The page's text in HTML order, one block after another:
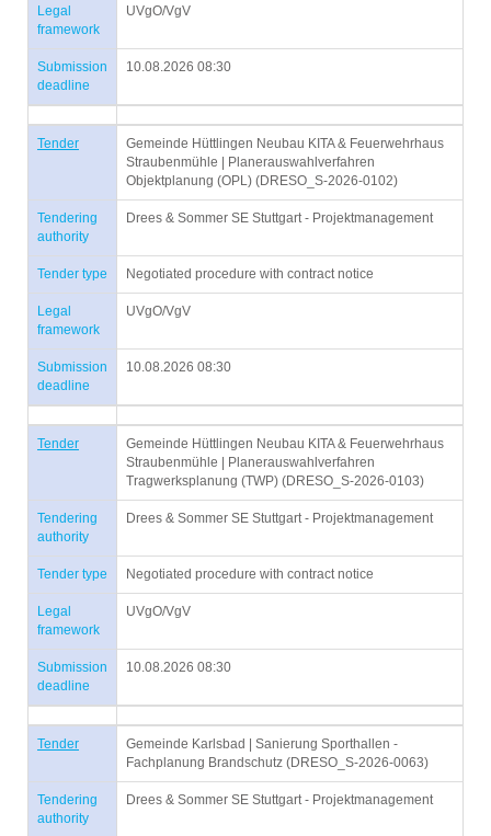
Legal
framework
UVgO/VgV
Submission
deadline
10.08.2026 08:30
Tender
Gemeinde Hüttlingen Neubau KITA & Feuerwehrhaus
Straubenmühle | Planerauswahlverfahren
Objektplanung (OPL) (DRESO_S-2026-0102)
Tendering
authority
Drees & Sommer SE Stuttgart - Projektmanagement
Tender type Negotiated procedure with contract notice
Legal
framework
UVgO/VgV
Submission
deadline
10.08.2026 08:30
Tender
Gemeinde Hüttlingen Neubau KITA & Feuerwehrhaus
Straubenmühle | Planerauswahlverfahren
Tragwerksplanung (TWP) (DRESO_S-2026-0103)
Tendering
authority
Drees & Sommer SE Stuttgart - Projektmanagement
Tender type Negotiated procedure with contract notice
Legal
framework
UVgO/VgV
Submission
deadline
10.08.2026 08:30
Tender
Gemeinde Karlsbad | Sanierung Sporthallen -
Fachplanung Brandschutz (DRESO_S-2026-0063)
Tendering
authority
Drees & Sommer SE Stuttgart - Projektmanagement